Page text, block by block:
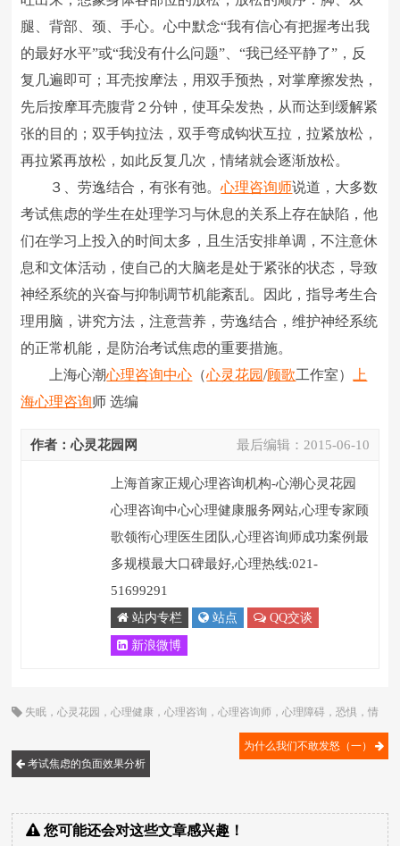
腿、背部、颈、手心。心中默念“我有信心有把握考出我
的最好水平”或“我没有什么问题”、“我已经平静了”，反
复几遍即可；耳壳按摩法，用双手预热，对掌摩擦发热，
先后按摩耳壳腹背２分钟，使耳朵发热，从而达到缓解紧
张的目的；双手钩拉法，双手弯成钩状互拉，拉紧放松，
再拉紧再放松，如此反复几次，情绪就会逐渐放松。
３、劳逸结合，有张有弛。心理咨询师说道，大多数
考试焦虑的学生在处理学习与休息的关系上存在缺陷，他
们在学习上投入的时间太多，且生活安排单调，不注意休
息和文体活动，使自己的大脑老是处于紧张的状态，导致
神经系统的兴奋与抑制调节机能紊乱。因此，指导考生合
理用脑，讲究方法，注意营养，劳逸结合，维护神经系统
的正常机能，是防治考试焦虑的重要措施。
上海心潮心理咨询中心 （心灵花园/顾歌工作室）
上
海心理咨询师 选编
最后编辑： 2015-06-10
作者：心灵花园网
上海首家正规心理咨询机构-心潮心灵花园
心理咨询中心心理健康服务网站,心理专家顾
歌领衔心理医生团队,心理咨询师成功案例最
多规模最大口碑最好,心理热线:021-
51699291
站内专栏 站点 QQ交谈
新浪微博
失眠 ，心灵花园 ，心理健康 ，心理咨询 ，心理咨询师 ，心理障碍 ，恐惧 ，情
考试焦虑的负面效果分析
为什么我们不敢发怒（一）
您可能还会对这些文章感兴趣！